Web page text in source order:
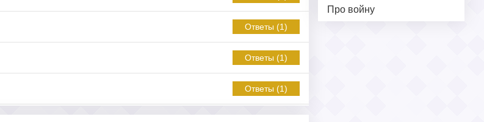
Про войну
Ответы (1)
Ответы (1)
Ответы (1)